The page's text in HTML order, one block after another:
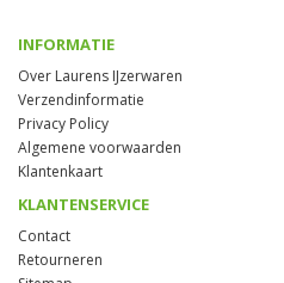
INFORMATIE
Over Laurens IJzerwaren
Verzendinformatie
Privacy Policy
Algemene voorwaarden
Klantenkaart
KLANTENSERVICE
Contact
Retourneren